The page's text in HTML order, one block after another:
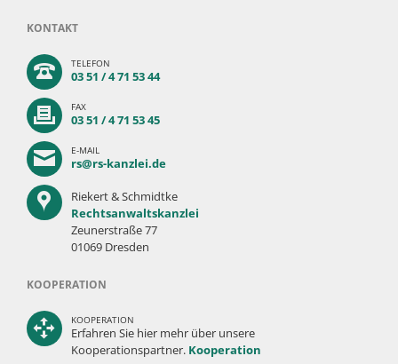
KONTAKT
TELEFON
03 51 / 4 71 53 44
FAX
03 51 / 4 71 53 45
E-MAIL
rs@rs-kanzlei.de
Riekert & Schmidtke
Rechtsanwaltskanzlei
Zeunerstraße 77
01069 Dresden
KOOPERATION
KOOPERATION
Erfahren Sie hier mehr über unsere
Kooperationspartner. Kooperation